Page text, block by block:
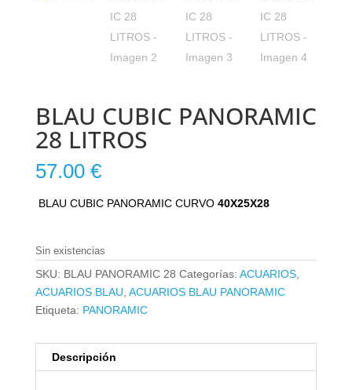
BLAU CUBIC PANORAMIC
28 LITROS
57.00 €
BLAU CUBIC PANORAMIC CURVO 40X25X28
Sin existencias
SKU: BLAU PANORAMIC 28 Categorías: ACUARIOS,
ACUARIOS BLAU ACUARIOS BLAU PANORAMIC
Etiqueta: PANORAMIC
Descripción